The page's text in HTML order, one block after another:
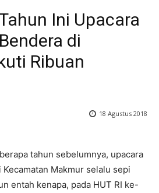
Ini Upacara
di
Ribuan
18 Agustus 2018
tahun sebelumnya, upacara
Makmur selalu sepi
entah kenapa, pada HUT RI ke-